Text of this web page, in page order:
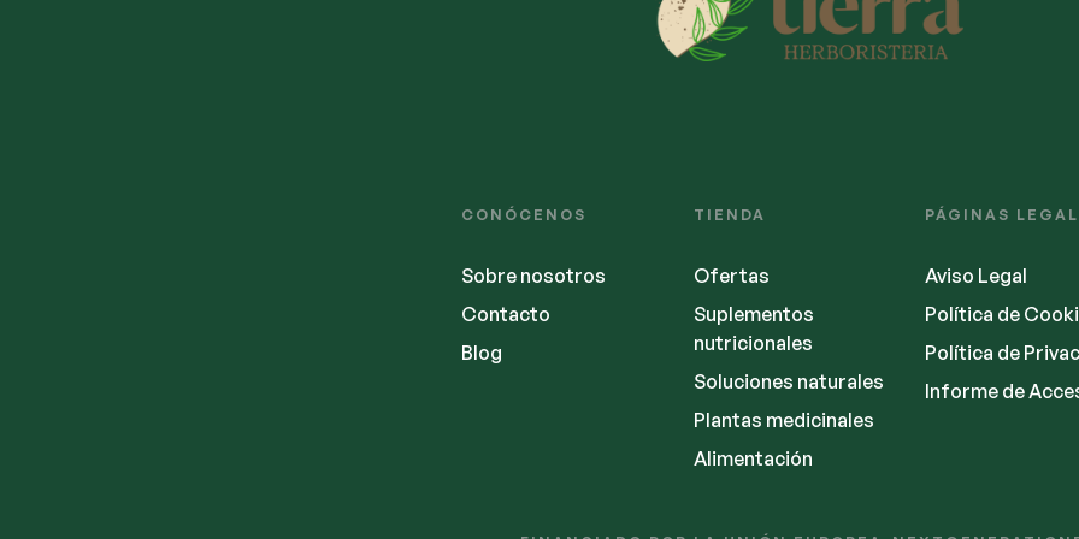
CONÓCENOS
Sobre nosotros
Contacto
Blog
TIENDA
Ofertas
Suplementos
nutricionales
Soluciones naturales
Plantas medicinales
Alimentación
PÁGINAS
Aviso Legal
Política de
Política de
Informe de